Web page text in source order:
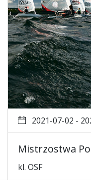
2021-07-02 -
Mistrzostwa
kl. OSF